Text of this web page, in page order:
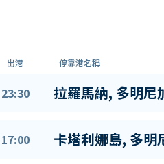
出港 停靠港名稱
23:30 拉羅馬納, 多明尼
17:00 卡塔利娜島, 多明